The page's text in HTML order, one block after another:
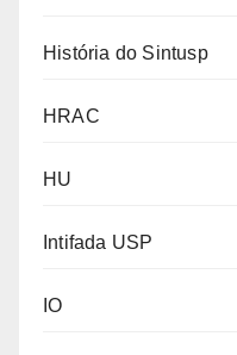
História do Sintusp
HRAC
HU
Intifada USP
IO